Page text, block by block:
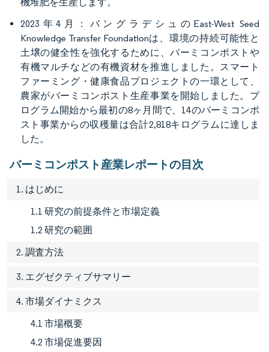
2023年4月：バングラデシュのEast-West Seed
Knowledge Transfer Foundationは、環境の持続可能性と
土壌の健全性を強化するために、バーミコンポストや
有機マルチなどの有機資材を推進しました。スマート
ファーミング・健康食品プロジェクトの一環として、
農家がバーミコンポスト生産事業を開始しました。プ
ログラム開始から最初の8ヶ月間で、14のバーミコンポ
スト事業からの収穫量は合計2,818キログラムに達しま
した。
バーミコンポスト産業レポートの目次
1. はじめに
1.1 研究の前提条件と市場定義
1.2 研究の範囲
2. 調査方法
3. エグゼクティブサマリー
4. 市場ダイナミクス
4.1 市場概要
4.2 市場促進要因